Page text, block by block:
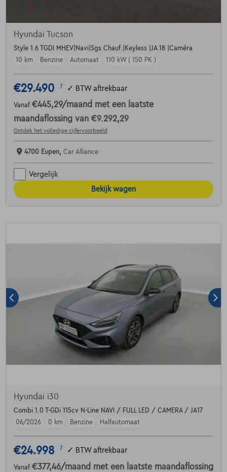
Hyundai Tucson
Style 1.6 TGDI MHEV|Navi|Sgs Chauf.|Keyless |JA 18 |Caméra
10 km
Benzine Automaat 110 kW ( 150 PK )
€29.490 1 ✓ BTW aftrekbaar
Vanaf €445,29/maand met een laatste
maandaflossing van €9.292,29
Ontdek het volledige cijfervoorbeeld
4700 Eupen, Car Alliance
Vergelijk
Bekijk wagen
Hyundai i30
Combi 1.0 T-GDi 115cv N-Line NAVI / FULL LED / CAMERA / JA17
06/2026
0 km Benzine Halfautomaat
€24.998 1 ✓ BTW aftrekbaar
Vanaf €377,46/maand met een laatste maandaflossing